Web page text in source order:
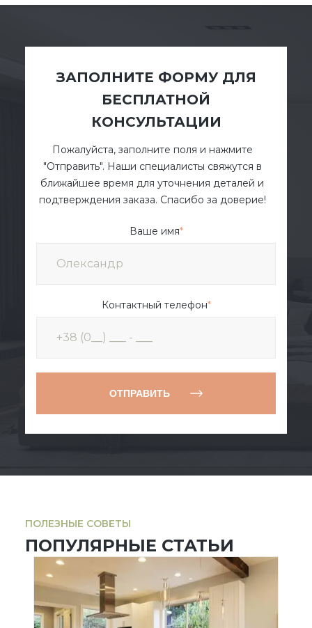
ЗАПОЛНИТЕ ФОРМУ ДЛЯ
БЕСПЛАТНОЙ
КОНСУЛЬТАЦИИ
Пожалуйста, заполните поля и нажмите
"Отправить". Наши специалисты свяжутся в
ближайшее время для уточнения деталей и
подтверждения заказа. Спасибо за доверие!
Ваше имя*
Контактный телефон*
ОТПРАВИТЬ
ПОЛЕЗНЫЕ СОВЕТЫ
ПОПУЛЯРНЫЕ СТАТЬИ